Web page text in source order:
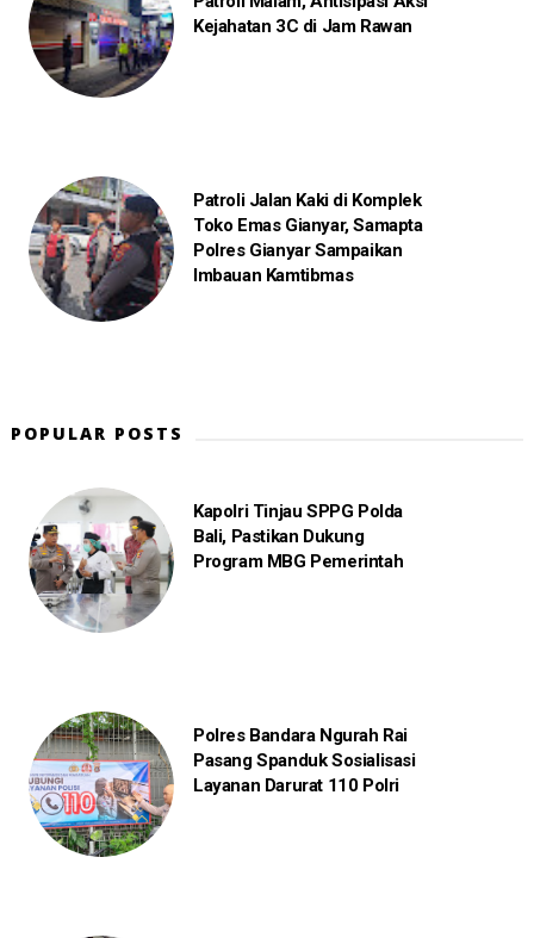
Kejahatan 3C di Jam Rawan
Patroli Jalan Kaki di Komplek
Toko Emas Gianyar, Samapta
Polres Gianyar Sampaikan
Imbauan Kamtibmas
POPULAR POSTS
Kapolri Tinjau SPPG Polda
Bali, Pastikan Dukung
Program MBG Pemerintah
Polres Bandara Ngurah Rai
Pasang Spanduk Sosialisasi
Layanan Darurat 110 Polri